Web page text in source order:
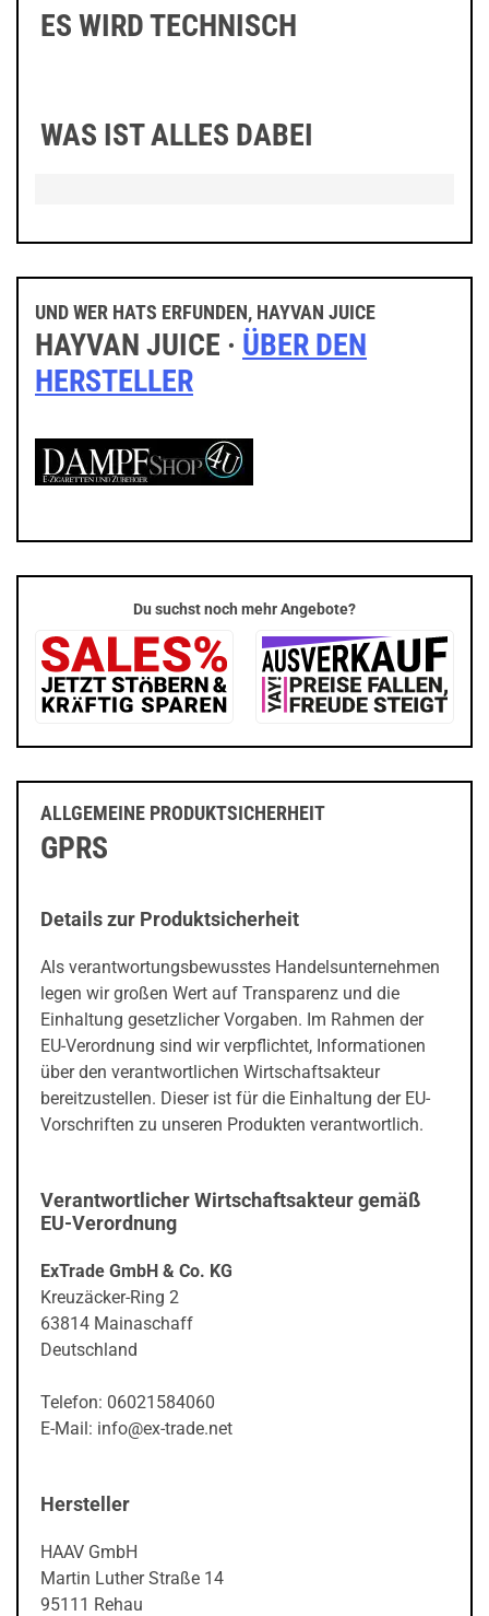
ES WIRD TECHNISCH
WAS IST ALLES DABEI
UND WER HATS ERFUNDEN, HAYVAN JUICE
HAYVAN JUICE · ÜBER DEN
HERSTELLER
Du suchst noch mehr Angebote?
ALLGEMEINE PRODUKTSICHERHEIT
GPRS
Details zur Produktsicherheit
Als verantwortungsbewusstes Handelsunternehmen
legen wir großen Wert auf Transparenz und die
Einhaltung gesetzlicher Vorgaben. Im Rahmen der
EU-Verordnung sind wir verpflichtet, Informationen
über den verantwortlichen Wirtschaftsakteur
bereitzustellen. Dieser ist für die Einhaltung der EU-
Vorschriften zu unseren Produkten verantwortlich.
Verantwortlicher Wirtschaftsakteur gemäß
EU-Verordnung
ExTrade GmbH & Co. KG
Kreuzäcker-Ring 2
63814 Mainaschaff
Deutschland
Telefon: 06021584060
E-Mail: info@ex-trade.net
Hersteller
HAAV GmbH
Martin Luther Straße 14
95111 Rehau